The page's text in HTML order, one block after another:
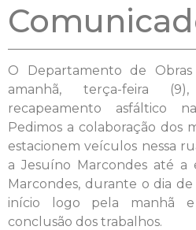
O Departamento de
amanhã, terça-feira
recapeamento asfáltico
Pedimos a colaboração dos
estacionem veículos nessa
a Jesuíno Marcondes até a
Marcondes, durante o dia
início logo pela manhã
conclusão dos trabalhos.